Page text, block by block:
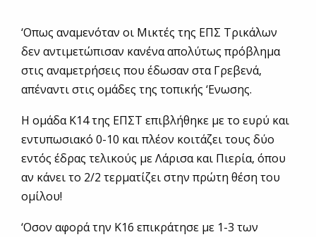
‘Οπως αναμενόταν οι Μικτές της ΕΠΣ Τρικάλων
δεν αντιμετώπισαν κανένα απολύτως πρόβλημα
στις αναμετρήσεις που έδωσαν στα Γρεβενά,
απέναντι στις ομάδες της τοπικής ‘Ενωσης.
Η ομάδα Κ14 της ΕΠΣΤ επιβλήθηκε με το ευρύ και
εντυπωσιακό 0-10 και πλέον κοιτάζει τους δύο
εντός έδρας τελικούς με Λάρισα και Πιερία, όπου
αν κάνει το 2/2 τερματίζει στην πρώτη θέση του
ομίλου!
‘Οσον αφορά την Κ16 επικράτησε με 1-3 των